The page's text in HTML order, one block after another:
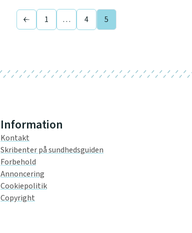
Previous page
1 … 4 5
Information
Kontakt
Skribenter på sundhedsguiden
Forbehold
Annoncering
Cookiepolitik
Copyright